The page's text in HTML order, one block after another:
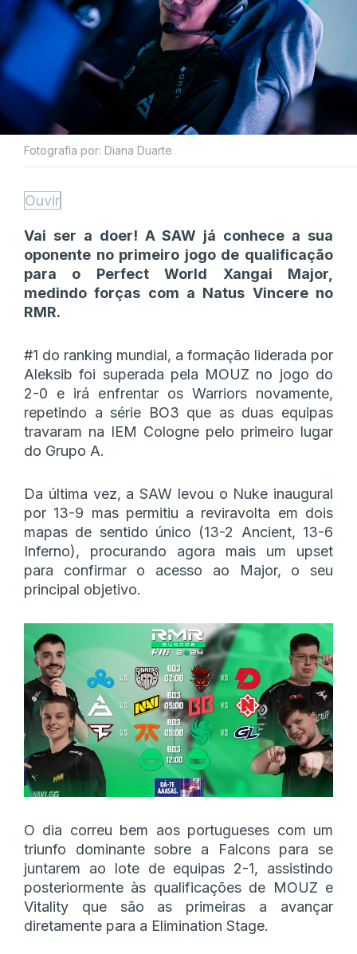
Fotografia por: Diana Duarte
Ouvir
Vai ser a doer! A SAW já conhece a sua
oponente no primeiro jogo de qualificação
para o Perfect World Xangai Major,
medindo forças com a Natus Vincere no
RMR.
#1 do ranking mundial, a formação liderada por
Aleksib foi superada pela MOUZ no jogo do
2-0 e irá enfrentar os Warriors novamente,
repetindo a série BO3 que as duas equipas
travaram na IEM Cologne pelo primeiro lugar
do Grupo A.
Da última vez, a SAW levou o Nuke inaugural
por 13-9 mas permitiu a reviravolta em dois
mapas de sentido único (13-2 Ancient, 13-6
Inferno), procurando agora mais um upset
para confirmar o acesso ao Major, o seu
principal objetivo.
O dia correu bem aos portugueses com um
triunfo dominante sobre a Falcons para se
juntarem ao lote de equipas 2-1, assistindo
posteriormente às qualificações de MOUZ e
Vitality que são as primeiras a avançar
diretamente para a Elimination Stage.